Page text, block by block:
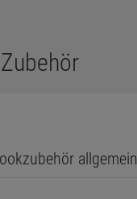
allgemein